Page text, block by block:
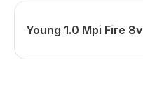
Young 1.0 Mpi Fire 8v